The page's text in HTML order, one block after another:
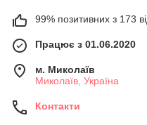
99% позитивних з 173
Працює з 01.06.2020
м. Миколаїв
Миколаїв, Україна
Контакти